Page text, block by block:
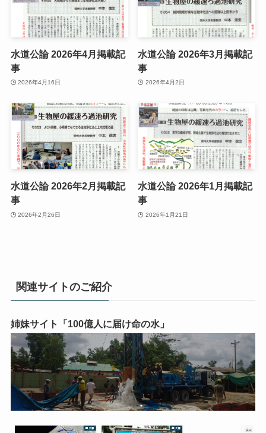
水道公論 2026年4月掲載記
事
2026年4月16日
水道公論 2026年3月掲載記
事
2026年4月2日
水道公論 2026年2月掲載記
事
2026年2月26日
水道公論 2026年1月掲載記
事
2026年1月21日
関連サイトのご紹介
姉妹サイト「100億人に届け命の水」